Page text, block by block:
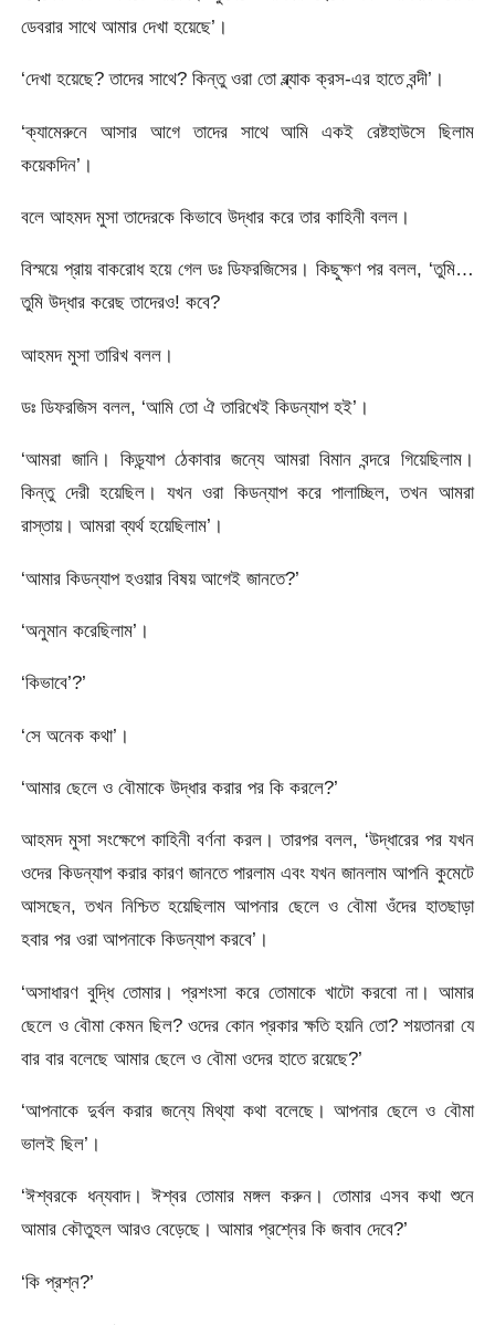
ডেবরার সাথে আমার দেখা হয়েছে’।
‘দেখা হয়েছে? তাদের সাথে? কিন্তু ওরা তো ব্ল্যাক ক্রস-এর হাতে বন্দী’।
‘ক্যামেরুনে আসার আগে তাদের সাথে আমি একই রেষ্টহাউসে ছিলাম
কয়েকদিন’।
বলে আহমদ মুসা তাদেরকে কিভাবে উদ্ধার করে তার কাহিনী বলল।
বিস্ময়ে প্রায় বাকরোধ হয়ে গেল ডঃ ডিফরজিসের। কিছুক্ষণ পর বলল, ‘তুমি…
তুমি উদ্ধার করেছ তাদেরও! কবে?
আহমদ মুসা তারিখ বলল।
ডঃ ডিফরজিস বলল, ‘আমি তো ঐ তারিখেই কিডন্যাপ হই’।
‘আমরা জানি। কিড্ন্যাপ ঠেকাবার জন্যে আমরা বিমান বন্দরে গিয়েছিলাম।
কিন্তু দেরী হয়েছিল। যখন ওরা কিডন্যাপ করে পালাচ্ছিল, তখন আমরা
রাস্তায়। আমরা ব্যর্থ হয়েছিলাম’।
‘আমার কিডন্যাপ হওয়ার বিষয় আগেই জানতে?’
‘অনুমান করেছিলাম’।
‘কিভাবে’?’
‘সে অনেক কথা’।
‘আমার ছেলে ও বৌমাকে উদ্ধার করার পর কি করলে?’
আহমদ মুসা সংক্ষেপে কাহিনী বর্ণনা করল। তারপর বলল, ‘উদ্ধারের পর যখন
ওদের কিডন্যাপ করার কারণ জানতে পারলাম এবং যখন জানলাম আপনি কুমেটে
আসছেন, তখন নিশ্চিত হয়েছিলাম আপনার ছেলে ও বৌমা ওঁদের হাতছাড়া
হবার পর ওরা আপনাকে কিডন্যাপ করবে’।
‘অসাধারণ বুদ্ধি তোমার। প্রশংসা করে তোমাকে খাটো করবো না। আমার
ছেলে ও বৌমা কেমন ছিল? ওদের কোন প্রকার ক্ষতি হয়নি তো? শয়তানরা যে
বার বার বলেছে আমার ছেলে ও বৌমা ওদের হাতে রয়েছে?’
‘আপনাকে দুর্বল করার জন্যে মিথ্যা কথা বলেছে। আপনার ছেলে ও বৌমা
ভালই ছিল’।
‘ঈশ্বরকে ধন্যবাদ। ঈশ্বর তোমার মঙ্গল করুন। তোমার এসব কথা শুনে
আমার কৌতুহল আরও বেড়েছে। আমার প্রশ্নের কি জবাব দেবে?’
‘কি প্রশ্ন?’